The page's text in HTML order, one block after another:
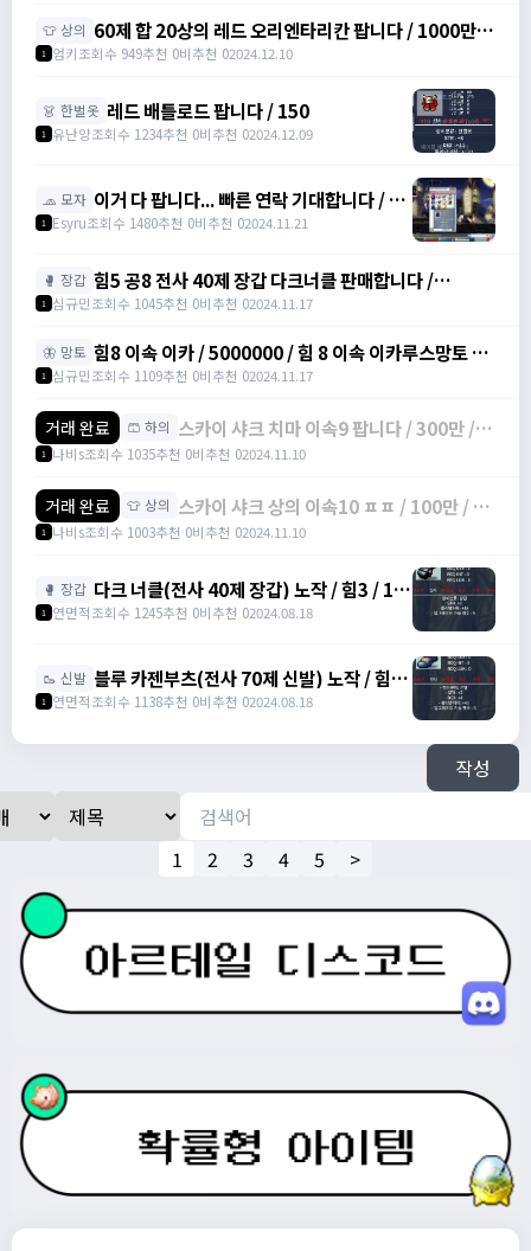
👕 상의 60제 합 20상의 레드 오리엔타리칸 팝니다 / 1000만원
/ 힘16 덱4 /
1 엄키조회수 949추천 0비추천 02024.12.10
👗 한벌옷 레드 배틀로드 팝니다 / 150
1 유난양조회수 1234추천 0비추천 02024.12.09
🧢 모자 이거 다 팝니다... 빠른 연락 기대합니다 / 4
천만 메소
1 Esyru조회수 1480추천 0비추천 02024.11.21
🥊 장갑 힘5 공8 전사 40제 장갑 다크너클 판매합니다 /
6000000 / 전사 40제 공 8 장갑 /
1 심규민조회수 1045추천 0비추천 02024.11.17
🦋 망토 힘8 이속 이카 / 5000000 / 힘 8 이속 이카루스망토 /
https://open.kakao.com/o/sbe7MC0g
1 심규민조회수 1109추천 0비추천 02024.11.17
거래 완료 🩳 하의 스카이 샤크 치마 이속9 팝니다 / 300만 /
물방+1 이속+4 상옵
1 나비s조회수 1035추천 0비추천 02024.11.10
거래 완료 👕 상의 스카이 샤크 상의 이속10 ㅍㅍ / 100만 / 물
방 +1 이속+3 상옵
1 나비s조회수 1003추천 0비추천 02024.11.10
🥊 장갑 다크 너클(전사 40제 장갑) 노작 / 힘3 / 13
만에 팝니다. / 130,000 /
https://open.kakao.com/o/s0DLJJJg
1 연면적조회수 1245추천 0비추천 02024.08.18
🥾 신발 블루 카젠부츠(전사 70제 신발) 노작 / 힘3 /
덱4 / 27만에 팝니다. / 270,000 /
https://open.kakao.com/o/s0DLJJJg
1 연면적조회수 1138추천 0비추천 02024.08.18
작성
1 2 3 4 5 >